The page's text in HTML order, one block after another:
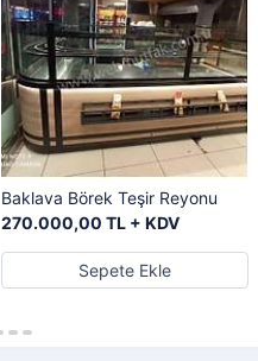
Baklava Börek Teşir Reyonu
270.000,00 TL + KDV
Sepete Ekle